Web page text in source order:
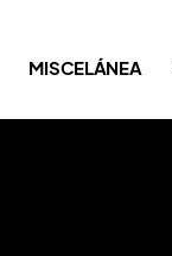
MISCELÁNEA